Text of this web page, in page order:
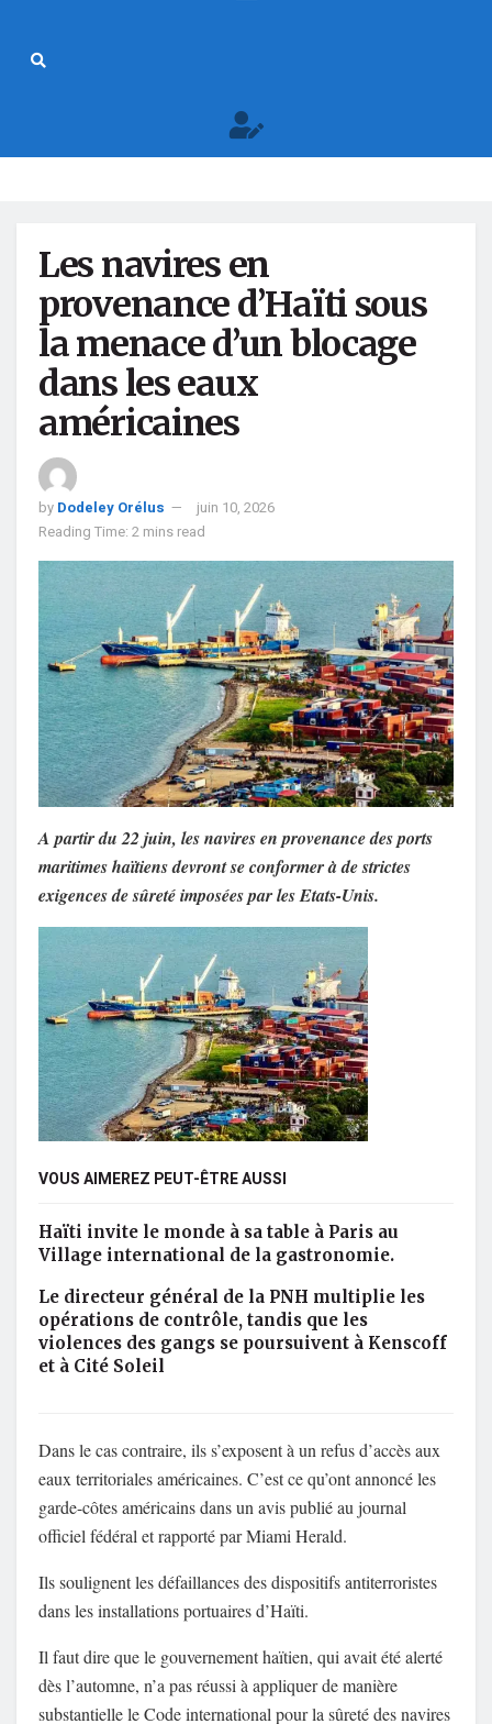
Les navires en
provenance d’Haïti sous
la menace d’un blocage
dans les eaux
américaines
by Dodeley Orélus
juin 10, 2026
Reading Time: 2 mins read
A partir du 22 juin, les navires en provenance des ports
maritimes haïtiens devront se conformer à de strictes
exigences de sûreté imposées par les Etats-Unis.
VOUS AIMEREZ PEUT-ÊTRE AUSSI
Haïti invite le monde à sa table à Paris au
Village international de la gastronomie.
Le directeur général de la PNH multiplie les
opérations de contrôle, tandis que les
violences des gangs se poursuivent à Kenscoff
et à Cité Soleil
Dans le cas contraire, ils s’exposent à un refus d’accès aux
eaux territoriales américaines. C’est ce qu’ont annoncé les
garde-côtes américains dans un avis publié au journal
officiel fédéral et rapporté par Miami Herald.
Ils soulignent les défaillances des dispositifs antiterroristes
dans les installations portuaires d’Haïti.
Il faut dire que le gouvernement haïtien, qui avait été alerté
dès l’automne, n’a pas réussi à appliquer de manière
substantielle le Code international pour la sûreté des navires